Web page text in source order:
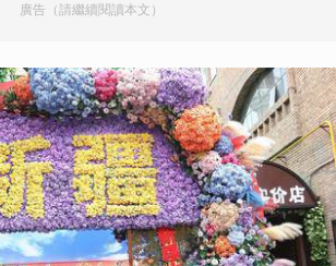
廣告（請繼續閱讀本文）